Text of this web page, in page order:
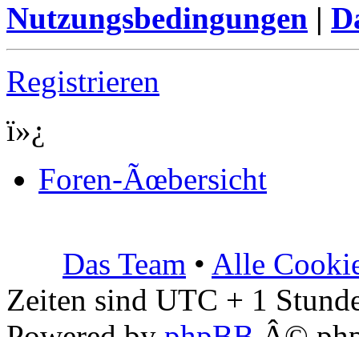
Nutzungsbedingungen |
Registrieren
ï»¿
Foren-Ãœbersicht
Das Team • Alle
Zeiten sind UTC + 1